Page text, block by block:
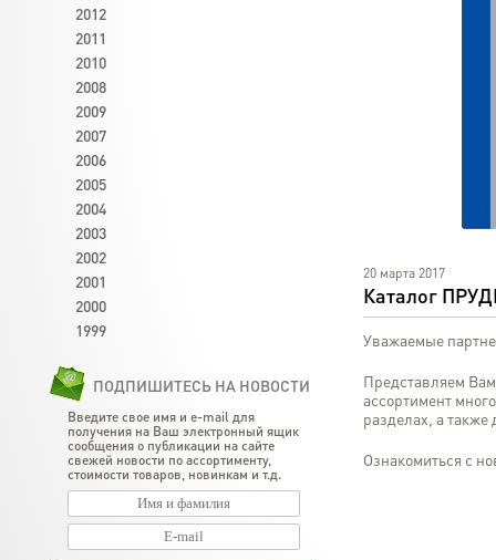
20 марта 2017
Каталог
Уважаемые
Представляем
ассортимент
разделах, а также
Ознакомиться с
2012
2011
2010
2008
2009
2007
2006
2005
2004
2003
2002
2001
2000
1999
ПОДПИШИТЕСЬ НА НОВОСТИ
Введите свое имя и e-mail для
получения на Ваш электронный ящик
сообщения о публикации на сайте
свежей новости по ассортименту,
стоимости товаров, новинкам и т.д.